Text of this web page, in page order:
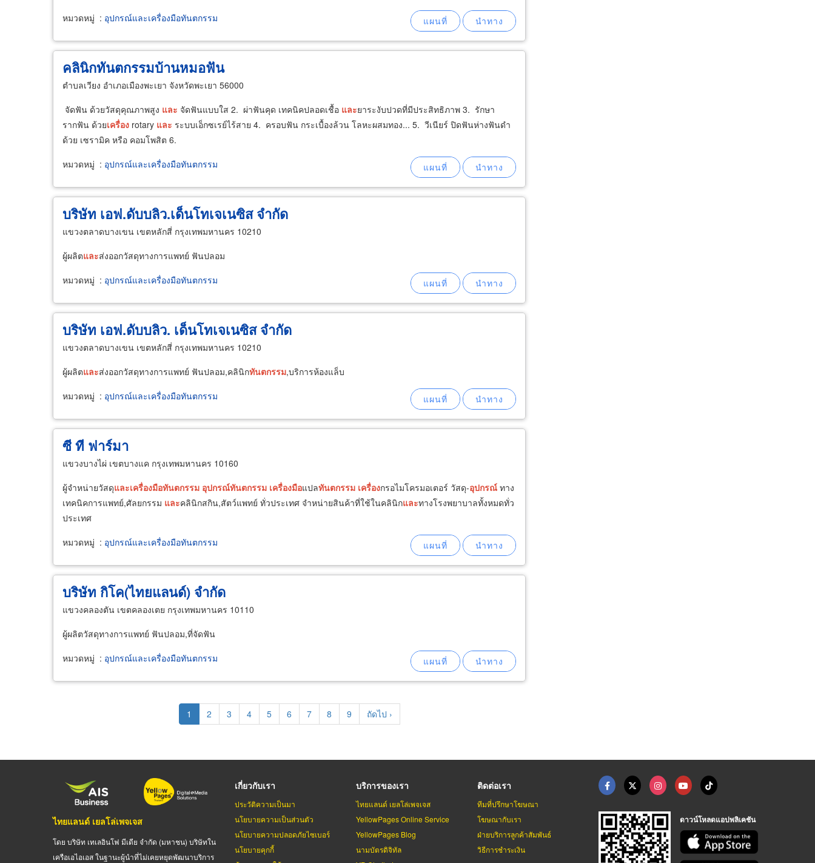
หมวดหมู่ : อุปกรณ์และเครื่องมือทันตกรรม
คลินิกทันตกรรมบ้านหมอฟัน
ตำบลเวียง อำเภอเมืองพะเยา จังหวัดพะเยา 56000
จัดฟัน ด้วยวัสดุคุณภาพสูง และ จัดฟันแบบใส 2. ผ่าฟันคุด เทคนิคปลอดเชื้อ และยาระงับปวดที่มีประสิทธิภาพ 3. รักษา
รากฟัน ด้วยเครื่อง rotary และ ระบบเอ็กซเรย์ไร้สาย 4. ครอบฟัน กระเบื้องล้วน โลหะผสมทอง... 5. วีเนียร์ ปิดฟันห่างฟันดำ
ด้วย เซรามิค หรือ คอมโพสิต 6.
หมวดหมู่ : อุปกรณ์และเครื่องมือทันตกรรม
บริษัท เอฟ.ดับบลิว.เด็นโทเจเนซิส จำกัด
แขวงตลาดบางเขน เขตหลักสี่ กรุงเทพมหานคร 10210
ผู้ผลิตและส่งออกวัสดุทางการแพทย์ ฟันปลอม
หมวดหมู่ : อุปกรณ์และเครื่องมือทันตกรรม
บริษัท เอฟ.ดับบลิว. เด็นโทเจเนซิส จำกัด
แขวงตลาดบางเขน เขตหลักสี่ กรุงเทพมหานคร 10210
ผู้ผลิตและส่งออกวัสดุทางการแพทย์ ฟันปลอม,คลินิกทันตกรรม,บริการห้องแล็บ
หมวดหมู่ : อุปกรณ์และเครื่องมือทันตกรรม
ซี ที ฟาร์มา
แขวงบางไผ่ เขตบางแค กรุงเทพมหานคร 10160
ผู้จำหน่ายวัสดุและเครื่องมือทันตกรรม อุปกรณ์ทันตกรรม เครื่องมือแปลทันตกรรม เครื่องกรอไมโครมอเตอร์ วัสดุ-อุปกรณ์ ทาง
เทคนิคการแพทย์,ศัลยกรรม และคลินิกสกิน,สัตว์แพทย์ ทั่วประเทศ จำหน่ายสินค้าที่ใช้ในคลินิกและทางโรงพยาบาลทั้งหมดทั่ว
ประเทศ
หมวดหมู่ : อุปกรณ์และเครื่องมือทันตกรรม
บริษัท กิโค(ไทยแลนด์) จำกัด
แขวงคลองตัน เขตคลองเตย กรุงเทพมหานคร 10110
ผู้ผลิตวัสดุทางการแพทย์ ฟันปลอม,ที่จัดฟัน
หมวดหมู่ : อุปกรณ์และเครื่องมือทันตกรรม
Current
page
1 Page
2 Page
3 Page
4 Page
5 Page
6 Page
7 Page
8 Page
9
Next
page
ถัดไป ›
ไทยแลนด์ เยลโล่เพจเจส
โดย บริษัท เทเลอินโฟ มีเดีย จำกัด (มหาชน) บริษัทใน
เครือเอไอเอส ในฐานะผู้นำที่ไม่เคยหยุดพัฒนาบริการ
เกี่ยวกับเรา
ประวัติความเป็นมา
นโยบายความเป็นส่วนตัว
นโยบายความปลอดภัยไซเบอร์
นโยบายคุกกี้
บริการของเรา
ไทยแลนด์ เยลโล่เพจเจส
YellowPages Online Service
YellowPages Blog
นามบัตรดิจิทัล
ติดต่อเรา
ทีมที่ปรึกษาโฆษณา
โฆษณากับเรา
ฝ่ายบริการลูกค้าสัมพันธ์
วิธีการชำระเงิน
ดาวน์โหลดแอปพลิเคชัน